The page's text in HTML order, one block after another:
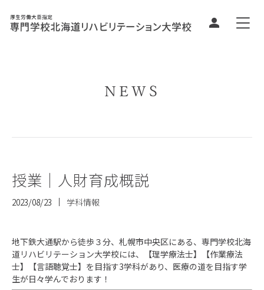
NEWS
授業｜人財育成概説
2023/08/23 学科情報
地下鉄大通駅から徒歩３分、札幌市中央区にある、専門学校北海
道リハビリテーション大学校には、
【理学療法士】【作業療法
士】【言語聴覚士】を目指す3学科があり、医療の道を目指す学
生が日々学んでおります！